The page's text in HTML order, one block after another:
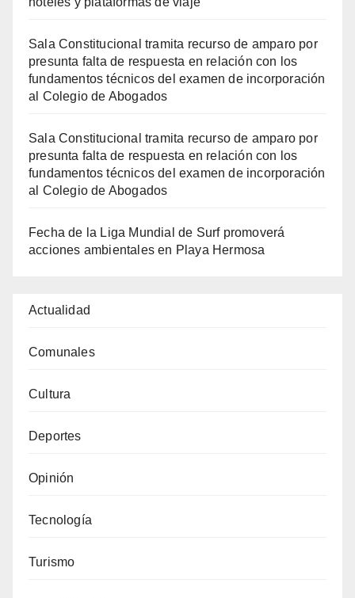
Sala Constitucional tramita recurso de amparo por
presunta falta de respuesta en relación con los
fundamentos técnicos del examen de incorporación
al Colegio de Abogados
Sala Constitucional tramita recurso de amparo por
presunta falta de respuesta en relación con los
fundamentos técnicos del examen de incorporación
al Colegio de Abogados
Fecha de la Liga Mundial de Surf promoverá
acciones ambientales en Playa Hermosa
Actualidad
Comunales
Cultura
Deportes
Opinión
Tecnología
Turismo